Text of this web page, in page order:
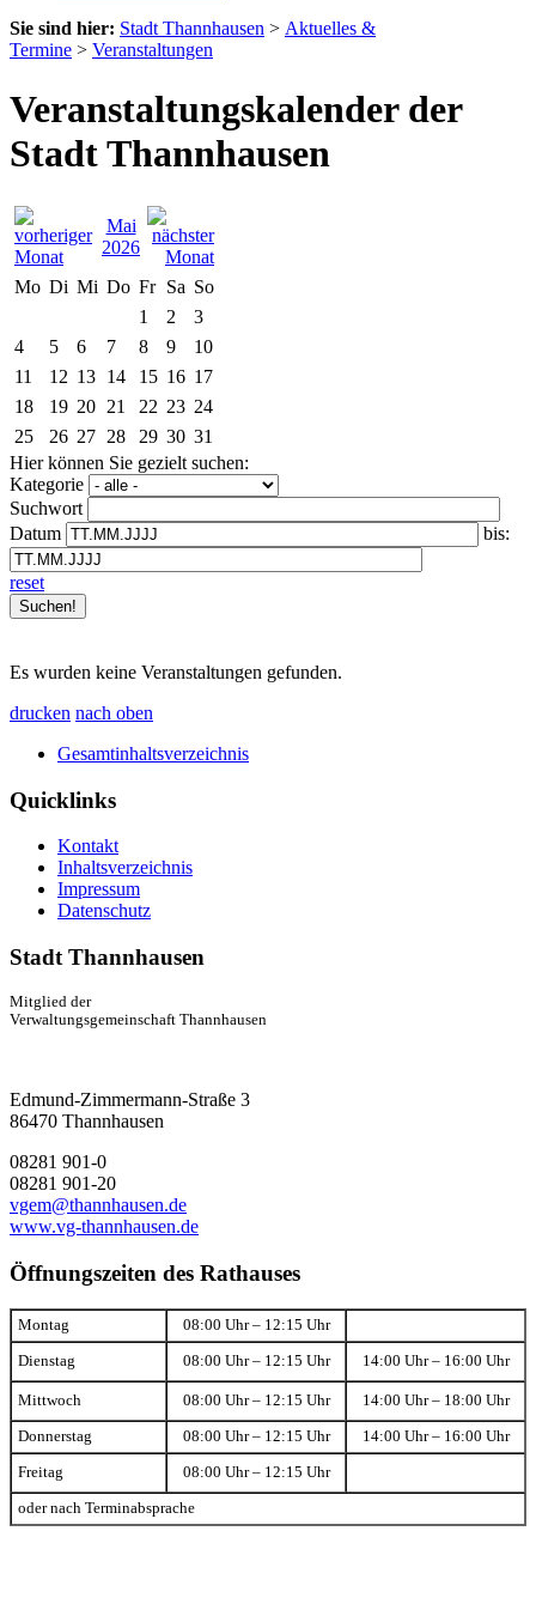
Sie sind hier: Stadt Thannhausen > Aktuelles &
Termine > Veranstaltungen
Veranstaltungskalender der
Stadt Thannhausen
Mai
2026
Mo Di Mi Do Fr Sa So
1
2
3
4
5 6 7 8 9
10
11
12 13 14 15 16 17
18
19 20 21 22 23 24
25
26 27 28 29 30 31
Hier können Sie gezielt suchen:
Kategorie
Suchwort
Datum
bis:
reset
Es wurden keine Veranstaltungen gefunden.
drucken nach oben
Gesamtinhaltsverzeichnis
Quicklinks
Kontakt
Inhaltsverzeichnis
Impressum
Datenschutz
Stadt Thannhausen
Mitglied der
Verwaltungsgemeinschaft Thannhausen
Edmund-Zimmermann-Straße 3
86470 Thannhausen
08281 901-0
08281 901-20
vgem@thannhausen.de
www.vg-thannhausen.de
Öffnungszeiten des Rathauses
Montag 08:00 Uhr – 12:15 Uhr
Dienstag 08:00 Uhr – 12:15 Uhr 14:00 Uhr – 16:00 Uhr
Mittwoch 08:00 Uhr – 12:15 Uhr 14:00 Uhr – 18:00 Uhr
Donnerstag 08:00 Uhr – 12:15 Uhr 14:00 Uhr – 16:00 Uhr
Freitag 08:00 Uhr – 12:15 Uhr
oder nach Terminabsprache